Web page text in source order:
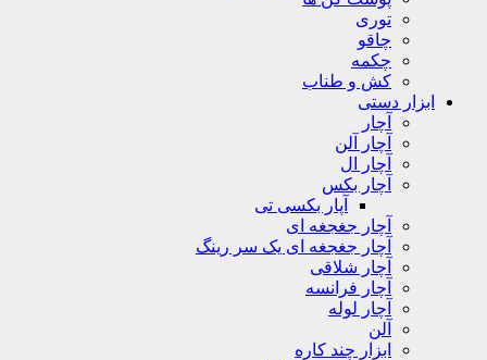
توری
چاقو
چکمه
کش و طناب
ابزار دستی
آچار
آچار آلن
آچار ال
آچار بکس
آپار بکسی تی
آچار جغجغه ای
آچار جغجغه ای یک سر رینگ
آچار شلاقی
آچار فرانسه
آچار لوله
آلن
ابزار چند کاره